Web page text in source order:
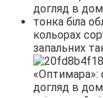
тонка біла
кольорах
запальних